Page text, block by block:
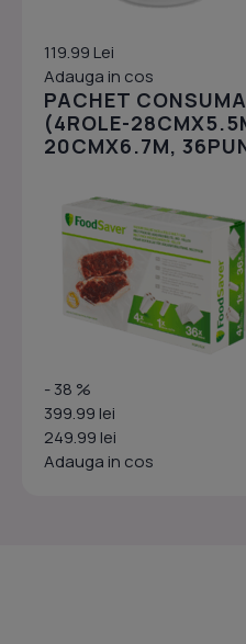
119.99 Lei
Adauga in cos
PACHET
(4ROLE-
20CMX6.7M,
- 38 %
399.99 lei
249.99 lei
Adauga in cos